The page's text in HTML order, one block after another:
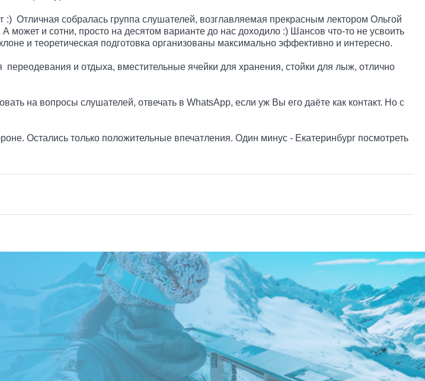
Отличная собралась группа слушателей, возглавляемая прекрасным лектором Ольгой
и сотни, просто на десятом варианте до нас доходило :) Шансов что-то не усвоить
и теоретическая подготовка организованы максимально эффективно и интересно.
и отдыха, вместительные ячейки для хранения, стойки для лыж, отлично
на вопросы слушателей, отвечать в WhatsApp, если уж Вы его даёте как контакт. Но с
Остались только положительные впечатления. Один минус - Екатеринбург посмотреть